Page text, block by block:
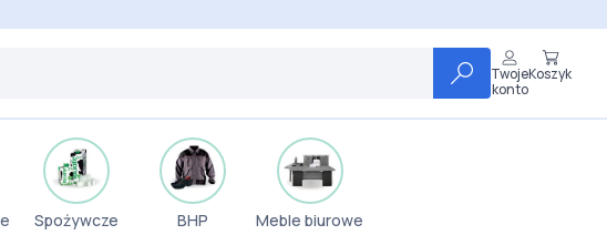
Twoje
konto
Koszyk
Spożywcze BHP Meble biurowe